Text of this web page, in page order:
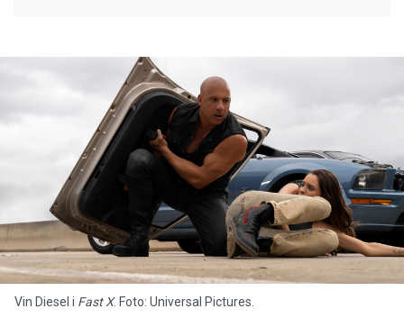
Vin Diesel i Fast X. Foto: Universal Pictures.